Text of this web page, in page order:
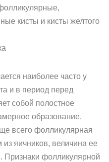
кисты и кисты желтого
наиболее часто у
и в период перед
собой полостное
образование,
всего фолликулярная
из яичников, величина ее
Признаки фолликулярной